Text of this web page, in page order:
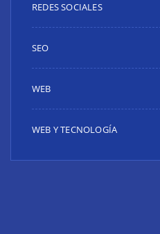
REDES SOCIALES
SEO
WEB
WEB Y TECNOLOGÍA